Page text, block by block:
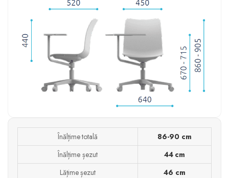
Înălțime totală
86-90 cm
Înălțime șezut
44 cm
Lățime șezut
46 cm